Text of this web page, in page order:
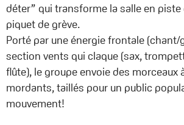
déter” qui transforme la salle en
piquet de grève.
Porté par une énergie frontale (chant/
section vents qui claque (sax,
flûte), le groupe envoie des
mordants, taillés pour un public
mouvement!